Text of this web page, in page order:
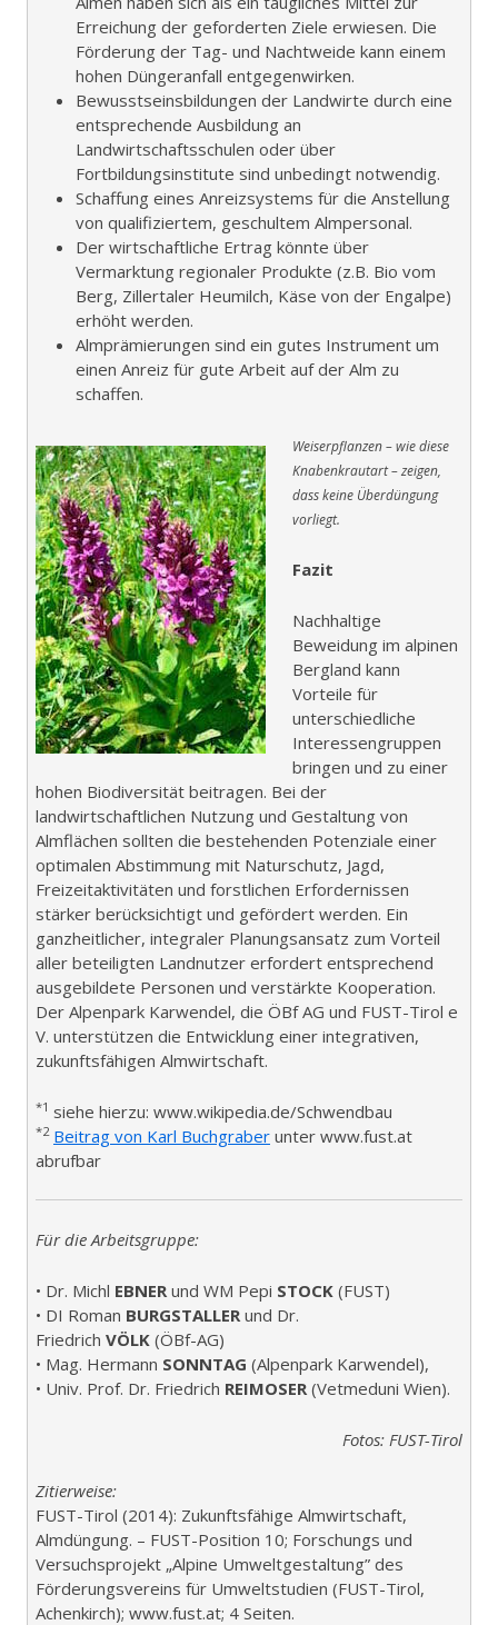
Erreichung der geforderten Ziele erwiesen. Die
Förderung der Tag- und Nachtweide kann einem
hohen Düngeranfall entgegenwirken.
Bewusstseinsbildungen der Landwirte durch eine
entsprechende Ausbildung an
Landwirtschaftsschulen oder über
Fortbildungsinstitute sind unbedingt notwendig.
Schaffung eines Anreizsystems für die Anstellung
von qualifiziertem, geschultem Almpersonal.
Der wirtschaftliche Ertrag könnte über
Vermarktung regionaler Produkte (z.B. Bio vom
Berg, Zillertaler Heumilch, Käse von der Engalpe)
erhöht werden.
Almprämierungen sind ein gutes Instrument um
einen Anreiz für gute Arbeit auf der Alm zu
schaffen.
Weiserpflanzen – wie diese
Knabenkrautart – zeigen,
dass keine Überdüngung
vorliegt.
Fazit
Nachhaltige
Beweidung im alpinen
Bergland kann
Vorteile für
unterschiedliche
Interessengruppen
bringen und zu einer
hohen Biodiversität beitragen. Bei der
landwirtschaftlichen Nutzung und Gestaltung von
Almflächen sollten die bestehenden Potenziale einer
optimalen Abstimmung mit Naturschutz, Jagd,
Freizeitaktivitäten und forstlichen Erfordernissen
stärker berücksichtigt und gefördert werden. Ein
ganzheitlicher, integraler Planungsansatz zum Vorteil
aller beteiligten Landnutzer erfordert entsprechend
ausgebildete Personen und verstärkte Kooperation.
Der Alpenpark Karwendel, die ÖBf AG und FUST-Tirol e
V. unterstützen die Entwicklung einer integrativen,
zukunftsfähigen Almwirtschaft.
*1 siehe hierzu: www.wikipedia.de/Schwendbau
*2 Beitrag von Karl Buchgraber unter www.fust.at
abrufbar
Für die Arbeitsgruppe:
• Dr. Michl EBNER und WM Pepi STOCK (FUST)
• DI Roman BURGSTALLER und Dr.
Friedrich VÖLK (ÖBf-AG)
• Mag. Hermann SONNTAG (Alpenpark Karwendel),
• Univ. Prof. Dr. Friedrich REIMOSER (Vetmeduni Wien).
Fotos: FUST-Tirol
Zitierweise:
FUST-Tirol (2014): Zukunftsfähige Almwirtschaft,
Almdüngung. – FUST-Position 10; Forschungs und
Versuchsprojekt „Alpine Umweltgestaltung” des
Förderungsvereins für Umweltstudien (FUST-Tirol,
Achenkirch); www.fust.at; 4 Seiten.